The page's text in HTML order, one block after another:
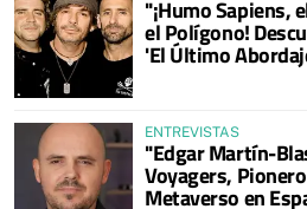
"¡Humo Sapiens,
el Polígono!
'El Último
ENTREVISTAS
"Edgar Martín-
Voyagers,
Metaverso en